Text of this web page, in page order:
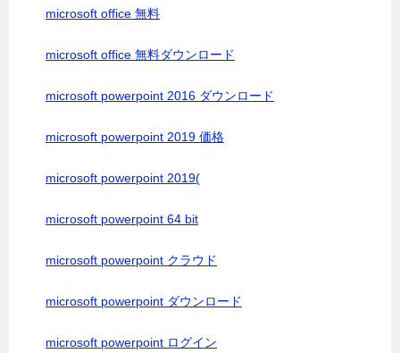
microsoft office 無料
microsoft office 無料ダウンロード
microsoft powerpoint 2016 ダウンロード
microsoft powerpoint 2019 価格
microsoft powerpoint 2019(
microsoft powerpoint 64 bit
microsoft powerpoint クラウド
microsoft powerpoint ダウンロード
microsoft powerpoint ログイン